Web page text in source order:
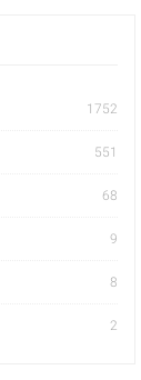
1752
551
68
9
8
2